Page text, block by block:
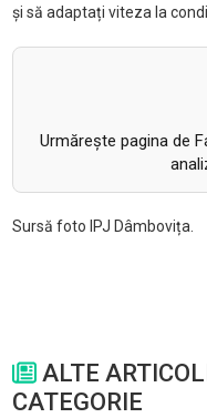
și să adaptați viteza la
Urmăreşte pagina de
Sursă foto IPJ Dâmbovița.
ALTE
CATEGORIE